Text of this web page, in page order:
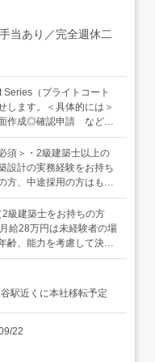
当あり／完全週休二
（ブライトコート
します。＜具体的には＞
作成◎確認申請 など建
をつくるか？」からはじ
空間・インテリアデザイ
細を詰めていき、1つの
っていない段階での建
＜入社後は＞現在、プラ
確認申請は外部委託をし
確認申請まで、社内で行
んのでご安心くださ
務をお教えします。経験
心に行い、少しずつでき
経験の浅い方、ブランク
夫。当社のスタッフは
これから設計者として
須＞・2級建築士以上の
設計の実務経験をお持ち
方、中途採用の方はもち
する方も大歓迎です。少
軽にご相談ください。
級建築士をお持ちの方
給28万円は未経験者の場
齢、能力を考慮して決定
デル年収】年収405万円
歳／入社3年年収620万
740万円／31歳年収890
近くに本社移転予定
22